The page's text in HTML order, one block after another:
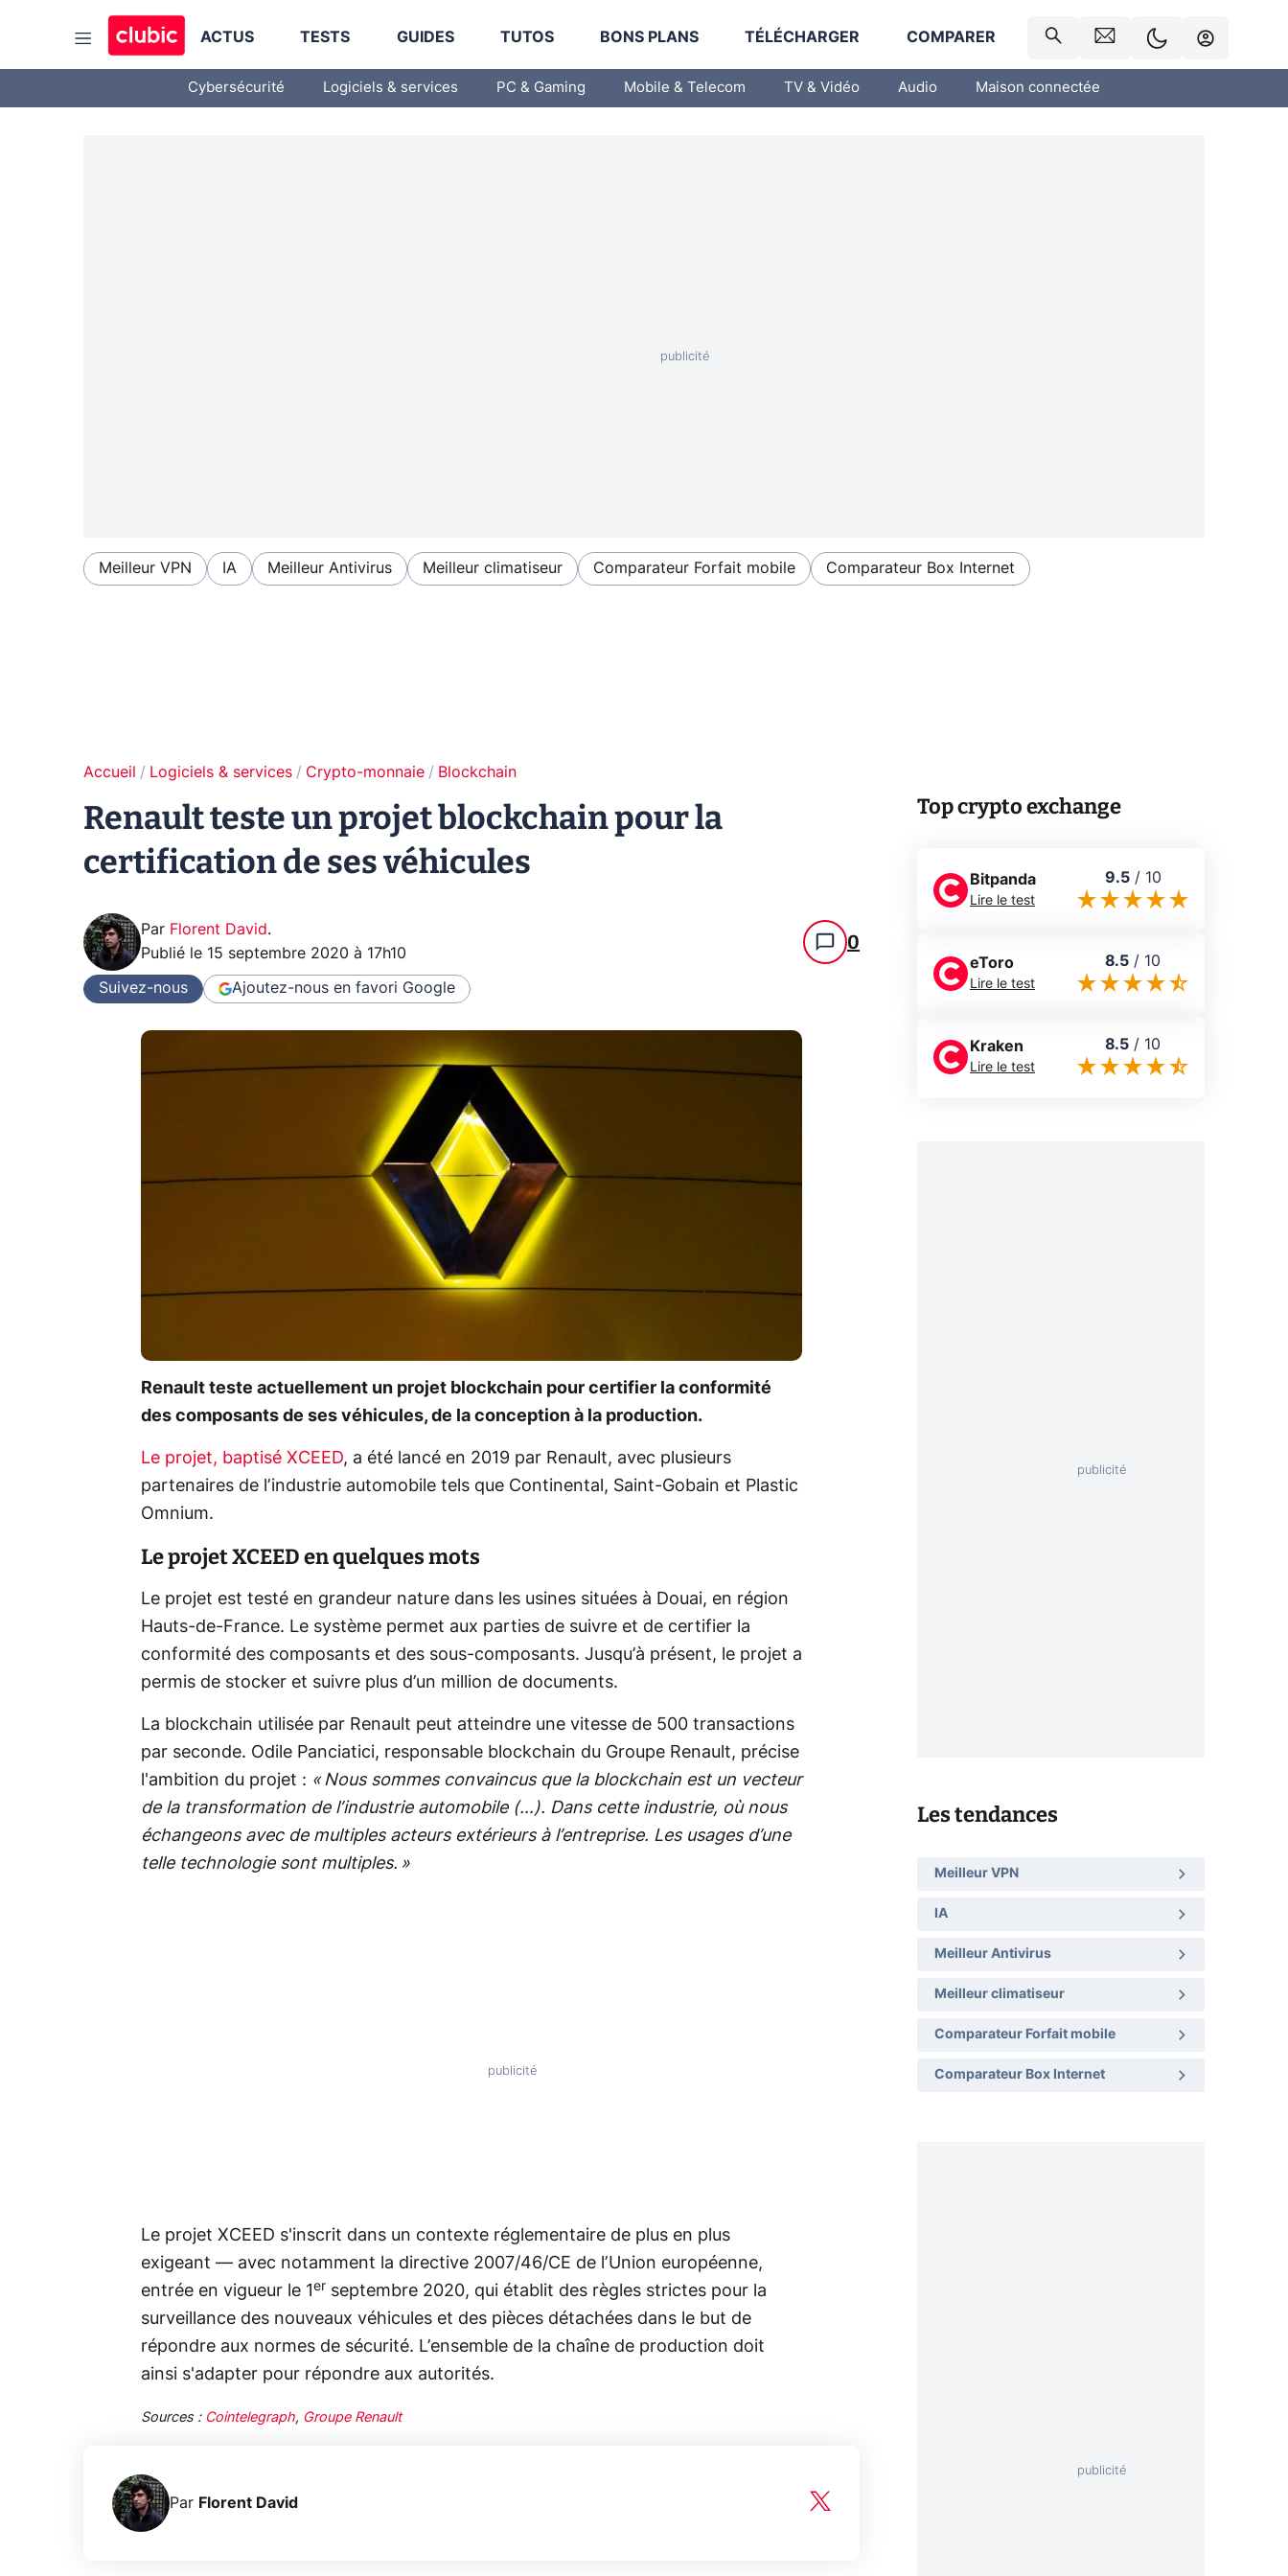
ACTUS TESTS GUIDES TUTOS BONS PLANS TÉLÉCHARGER COMPARER
Cybersécurité Logiciels & services PC & Gaming Mobile & Telecom TV & Vidéo Audio Maison connectée
Meilleur VPN IA Meilleur Antivirus Meilleur climatiseur Comparateur Forfait mobile Comparateur Box Internet
Accueil Logiciels & services Crypto-monnaie Blockchain
Renault teste un projet blockchain pour la
certification de ses véhicules
Par Florent David.
Publié le 15 septembre 2020 à 17h10 0
Suivez-nous Ajoutez-nous en favori Google
Renault teste actuellement un projet blockchain pour certifier la conformité
des composants de ses véhicules, de la conception à la production.
Le projet, baptisé XCEED, a été lancé en 2019 par Renault, avec plusieurs
partenaires de l’industrie automobile tels que Continental, Saint-Gobain et Plastic
Omnium.
Le projet XCEED en quelques mots
Le projet est testé en grandeur nature dans les usines situées à Douai, en région
Hauts-de-France. Le système permet aux parties de suivre et de certifier la
conformité des composants et des sous-composants. Jusqu’à présent, le projet a
permis de stocker et suivre plus d’un million de documents.
La blockchain utilisée par Renault peut atteindre une vitesse de 500 transactions
par seconde. Odile Panciatici, responsable blockchain du Groupe Renault, précise
l'ambition du projet : « Nous sommes convaincus que la blockchain est un vecteur
de la transformation de l’industrie automobile (…). Dans cette industrie, où nous
échangeons avec de multiples acteurs extérieurs à l’entreprise. Les usages d’une
telle technologie sont multiples. »
Le projet XCEED s'inscrit dans un contexte réglementaire de plus en plus
exigeant — avec notamment la directive 2007/46/CE de l’Union européenne,
entrée en vigueur le 1 er septembre 2020, qui établit des règles strictes pour la
surveillance des nouveaux véhicules et des pièces détachées dans le but de
répondre aux normes de sécurité. L’ensemble de la chaîne de production doit
ainsi s'adapter pour répondre aux autorités.
Sources : Cointelegraph, Groupe Renault
Par Florent David
Top crypto exchange
Bitpanda
Lire le test
9.5/ 10
eToro
Lire le test
8.5 / 10
Kraken
Lire le test
8.5 / 10
Les tendances
Meilleur VPN
IA
Meilleur Antivirus
Meilleur climatiseur
Comparateur Forfait mobile
Comparateur Box Internet